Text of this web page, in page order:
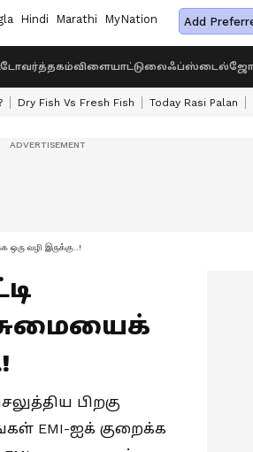
Hindi Marathi MyNation Add
வர்த்தகம்விளையாட்டுலைஃப்ஸ்டைல்
Dry Fish Vs Fresh Fish Today Rasi Palan
ஒரு வழி இருக்கு..!
பிறகு
EMI-ஐக் குறைக்க